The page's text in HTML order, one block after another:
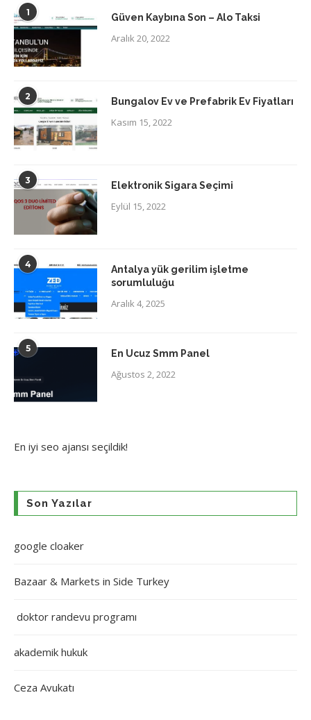
1 Güven Kaybına Son – Alo Taksi
Aralık 20, 2022
2 Bungalov Ev ve Prefabrik Ev Fiyatları
Kasım 15, 2022
3 Elektronik Sigara Seçimi
Eylül 15, 2022
4
Antalya yük gerilim işletme
sorumluluğu
Aralık 4, 2025
5 En Ucuz Smm Panel
Ağustos 2, 2022
En iyi seo ajansı seçildik!
Son Yazılar
google cloaker
Bazaar & Markets in Side Turkey
doktor randevu programı
akademik hukuk
Ceza Avukatı